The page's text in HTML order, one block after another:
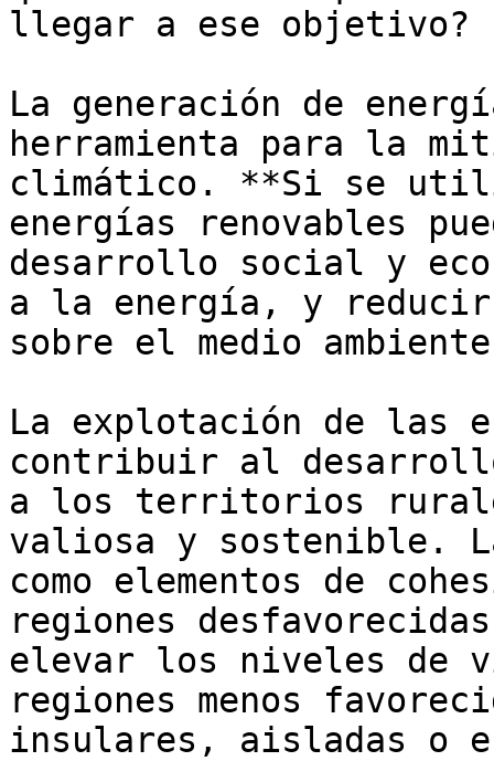
llegar a ese objetivo?
La generación de
herramienta para la
climático. **Si se
energías renovables
desarrollo social y
a la energía, y reducir
sobre el medio
La explotación de las
contribuir al
a los territorios
valiosa y sostenible.
como elementos de
regiones
elevar los niveles de
regiones menos
insulares, aisladas o